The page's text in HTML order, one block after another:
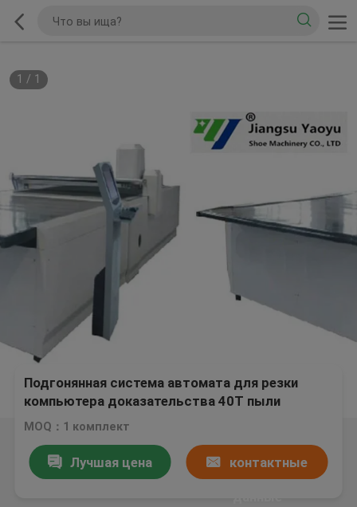
1 / 1
Подгонянная система автомата для резки
компьютера доказательства 40Т пыли
автоматическая питаясь
MOQ：1 комплект
Лучшая цена контактные